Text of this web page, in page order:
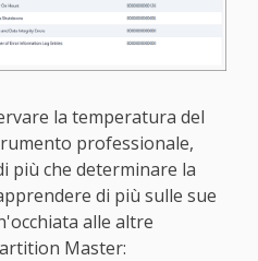
la temperatura del
professionale,
più che determinare la
di più sulle sue
alle altre
Master: